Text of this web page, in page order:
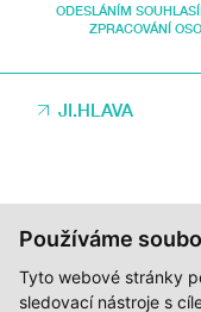
Používáme
Tyto webové stránky
sledovací nástroje s
ODESLÁNÍM
ZPRACOVÁNÍ
JI.HLAVA